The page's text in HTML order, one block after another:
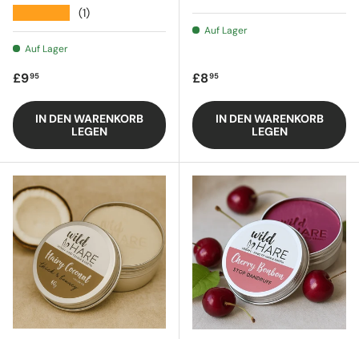
(1)
Auf Lager
Regulärer Preis
£995
IN DEN WARENKORB
LEGEN
Auf Lager
Regulärer Preis
£895
IN DEN WARENKORB
LEGEN